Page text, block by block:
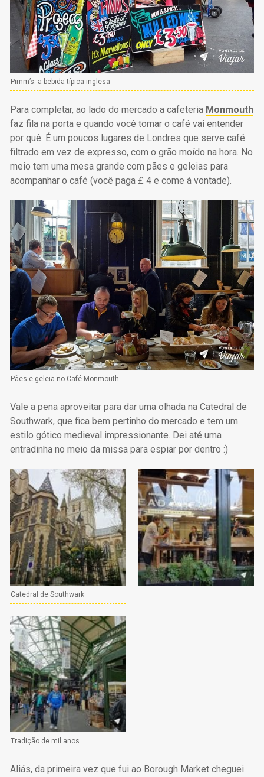
Pimm’s: a bebida típica inglesa
Para completar, ao lado do mercado a cafeteria Monmouth
faz fila na porta e quando você tomar o café vai entender
por quê. É um poucos lugares de Londres que serve café
filtrado em vez de expresso, com o grão moído na hora. No
meio tem uma mesa grande com pães e geleias para
acompanhar o café (você paga £ 4 e come à vontade).
Pães e geleia no Café Monmouth
Vale a pena aproveitar para dar uma olhada na Catedral de
Southwark, que fica bem pertinho do mercado e tem um
estilo gótico medieval impressionante. Dei até uma
entradinha no meio da missa para espiar por dentro :)
Catedral de Southwark
Tradição de mil anos
Aliás, da primeira vez que fui ao Borough Market cheguei